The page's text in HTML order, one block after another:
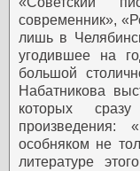
современник»,
лишь в
угодившее на
большой
Набатникова
которых
произведения:
особняком не
литературе